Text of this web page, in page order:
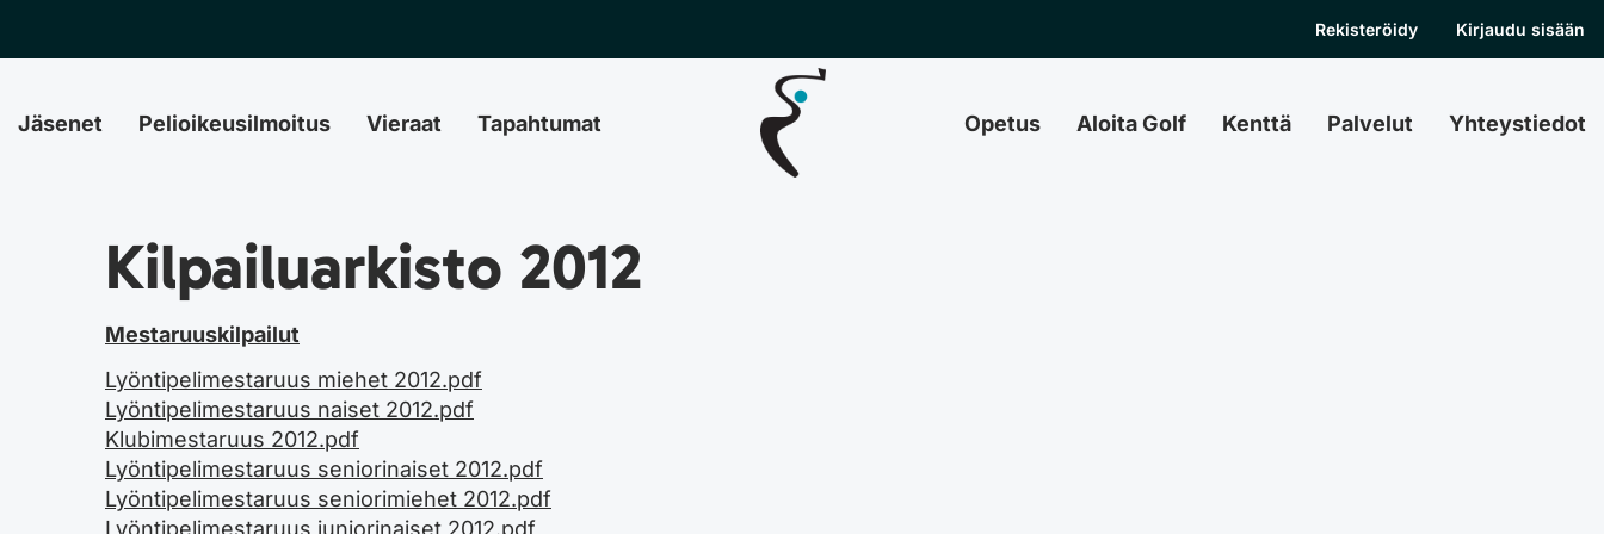
Rekisteröidy Kirjaudu sisään
Jäsenet Pelioikeusilmoitus Vieraat Tapahtumat Opetus Aloita Golf Kenttä Palvelut Yhteystiedot
Kilpailuarkisto 2012
Mestaruuskilpailut
Lyöntipelimestaruus miehet 2012.pdf
Lyöntipelimestaruus naiset 2012.pdf
Klubimestaruus 2012.pdf
Lyöntipelimestaruus seniorinaiset 2012.pdf
Lyöntipelimestaruus seniorimiehet 2012.pdf
Lyöntipelimestaruus juniorinaiset 2012.pdf